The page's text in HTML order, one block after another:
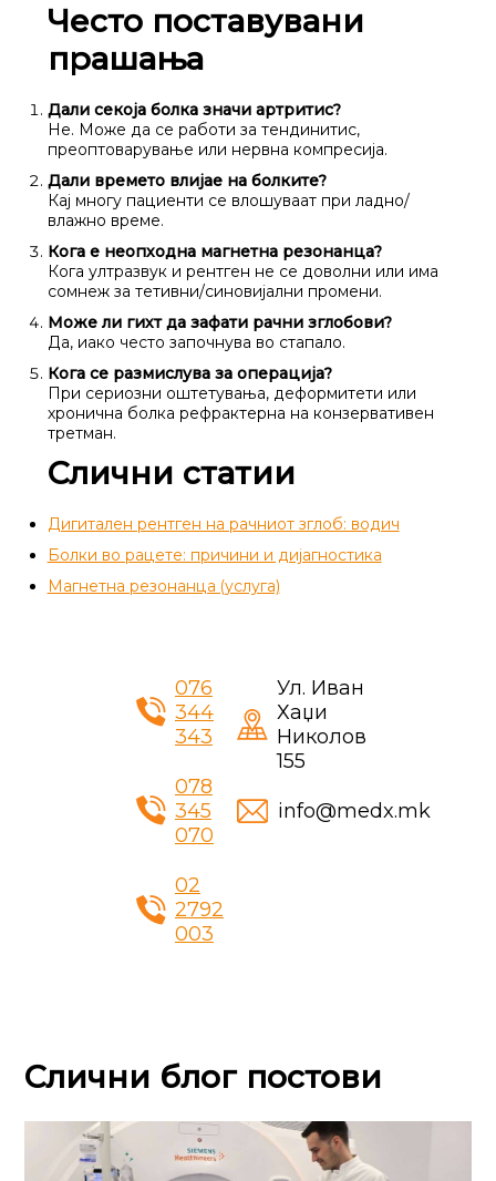
Често поставувани
прашања
Дали секоја болка значи артритис?
Не. Може да се работи за тендинитис,
преоптоварување или нервна компресија.
Дали времето влијае на болките?
Кај многу пациенти се влошуваат при ладно/
влажно време.
Кога е неопходна магнетна резонанца?
Кога ултразвук и рентген не се доволни или има
сомнеж за тетивни/синовијални промени.
Може ли гихт да зафати рачни зглобови?
Да, иако често започнува во стапало.
Кога се размислува за операција?
При сериозни оштетувања, деформитети или
хронична болка рефрактерна на конзервативен
третман.
Слични статии
Дигитален рентген на рачниот зглоб: водич
Болки во рацете: причини и дијагностика
Магнетна резонанца (услуга)
076
344
343
078
345
070
02
2792
003
Ул. Иван
Хаџи
Николов
155
info@medx.mk
Слични блог постови